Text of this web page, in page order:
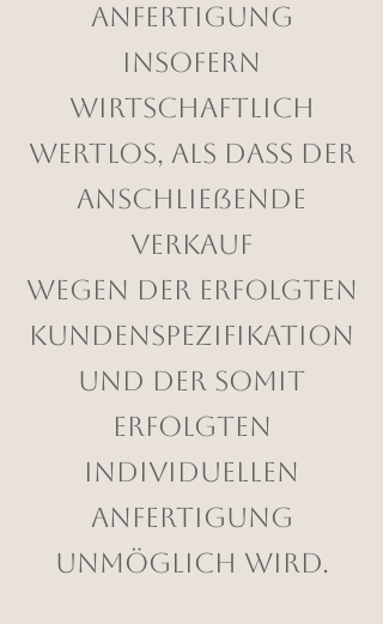
Anfertigung
insofern
wirtschaftlich
wertlos, als dass der
anschließende
Verkauf
wegen der erfolgten
Kundenspezifikation
und der somit
erfolgten
individuellen
Anfertigung
unmöglich wird.